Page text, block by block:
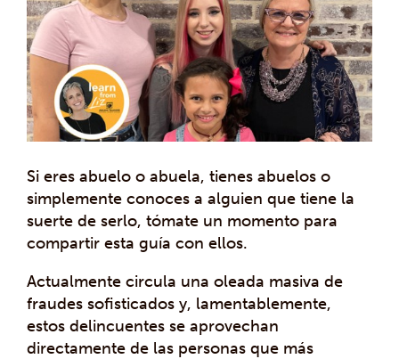
Si eres abuelo o abuela, tienes abuelos o
simplemente conoces a alguien que tiene la
suerte de serlo, tómate un momento para
compartir esta guía con ellos.
Actualmente circula una oleada masiva de
fraudes sofisticados y, lamentablemente,
estos delincuentes se aprovechan
directamente de las personas que más